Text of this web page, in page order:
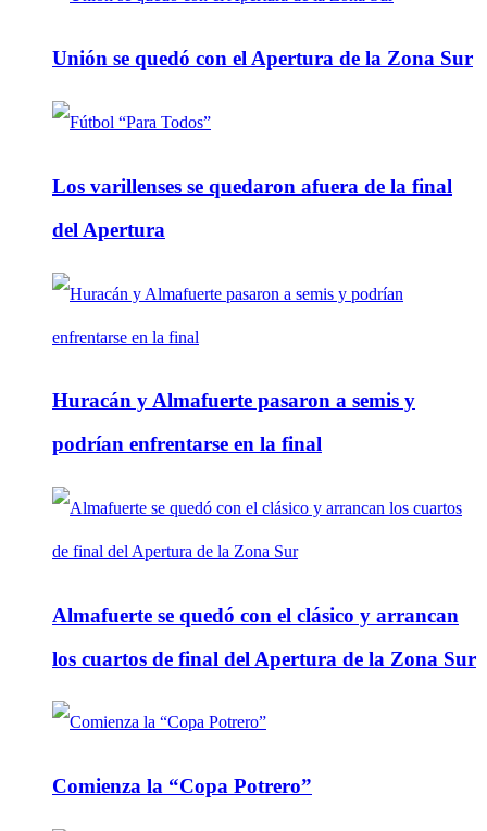
Unión se quedó con el Apertura de la Zona Sur
Los varillenses se quedaron afuera de la final
del Apertura
Huracán y Almafuerte pasaron a semis y
podrían enfrentarse en la final
Almafuerte se quedó con el clásico y arrancan
los cuartos de final del Apertura de la Zona Sur
Comienza la “Copa Potrero”